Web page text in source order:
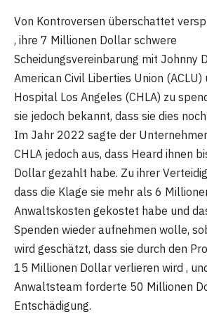
Von Kontroversen überschattet
, ihre 7 Millionen Dollar schwere
Scheidungsvereinbarung mit Johnny
American Civil Liberties Union (ACLU)
Hospital Los Angeles (CHLA) zu
sie jedoch bekannt, dass sie dies
Im Jahr 2022 sagte der
CHLA jedoch aus, dass Heard ihnen
Dollar gezahlt habe. Zu ihrer
dass die Klage sie mehr als 6
Anwaltskosten gekostet habe und
Spenden wieder aufnehmen wolle,
wird geschätzt, dass sie durch den
15 Millionen Dollar verlieren wird ,
Anwaltsteam forderte 50 Millionen
Entschädigung.